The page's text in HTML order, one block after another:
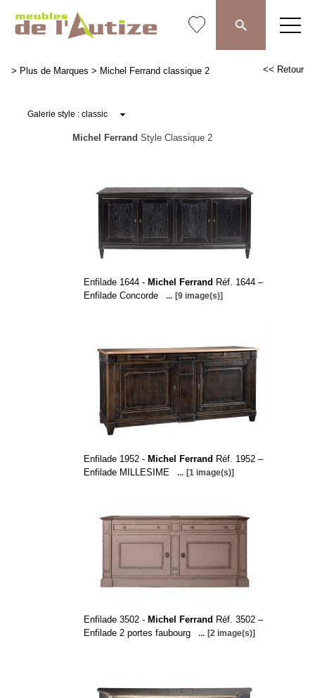
> Plus de Marques > Michel Ferrand classique 2 << Retour
Michel Ferrand Style Classique 2
Enfilade 1644 - Michel Ferrand Réf. 1644 –
Enfilade Concorde
... [9 image(s)]
Enfilade 1952 - Michel Ferrand Réf. 1952 –
Enfilade MILLESIME
... [1 image(s)]
Enfilade 3502 - Michel Ferrand Réf. 3502 –
Enfilade 2 portes faubourg
... [2 image(s)]